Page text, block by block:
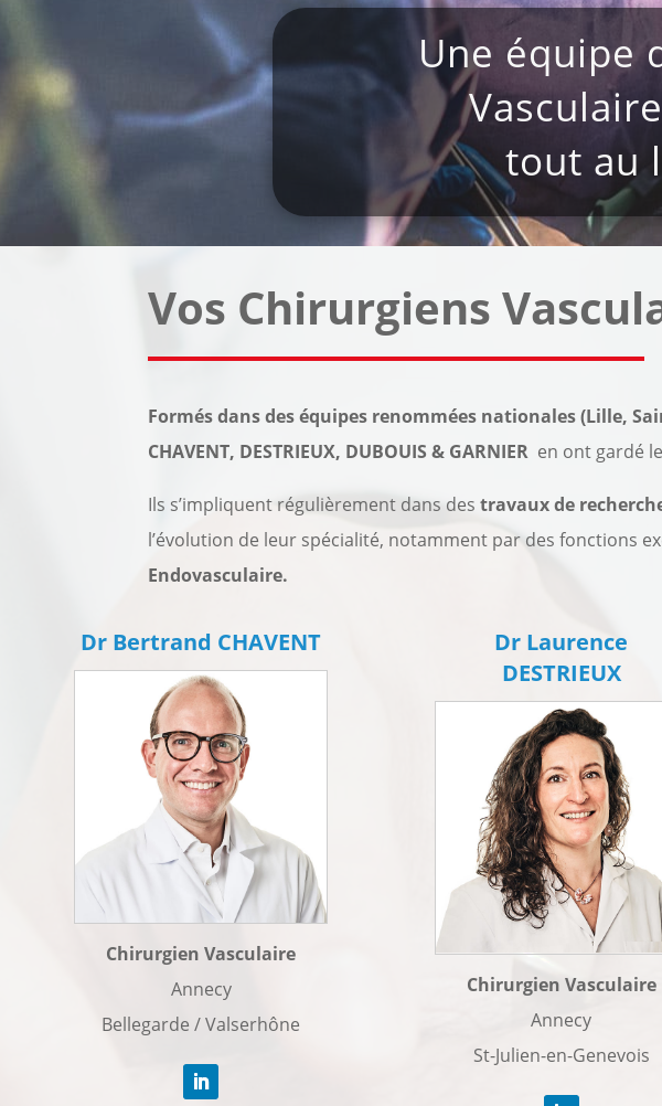
Une équipe
tout au
Vos Chirurgiens
Formés dans des équipes renommées nationales (Lille,
CHAVENT, DESTRIEUX, DUBOUIS & GARNIER en ont gardé
Ils s’impliquent régulièrement dans destravaux de
l’évolution de leur spécialité, notamment par des fonctions
Endovasculaire.
Dr Bertrand CHAVENT
Chirurgien Vasculaire
Annecy
Bellegarde / Valserhône
Dr Laurence
DESTRIEUX
Chirurgien Vasculaire
Annecy
St-Julien-en-Genevois